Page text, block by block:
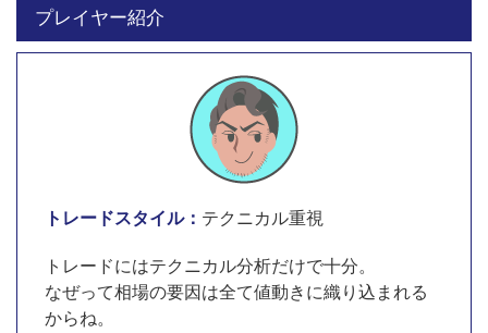
プレイヤー紹介
トレードスタイル： テクニカル重視
トレードにはテクニカル分析だけで十分。
なぜって相場の要因は全て値動きに織り込まれる
からね。